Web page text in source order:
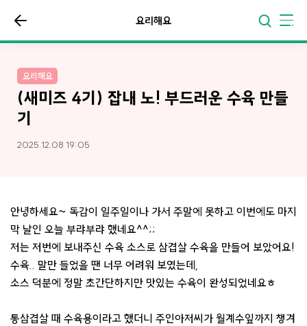
요리해요
요리해요
(새미즈 4기) 잡내 노! 부드러운 수육 만들
기
2025.12.08 19:05
안녕하세요~ 독감이 일주일이나 가서 주말에 못하고 이번에도 마지
막 날인 오늘 부랴부랴 했네요^^;;
저는 저번에 보내주신 수육 소스로 삼겹살 수육을 만들어 보았어요!
수육.. 말만 들었을 땐 너무 어려워 보였는데,
소스 덕분에 정말 초간단하지만 맛있는 수육이 완성되었네요ㅎ
통삼겹살 때 수육용이라고 했더니 주인아저씨가 월계수잎까지 챙겨